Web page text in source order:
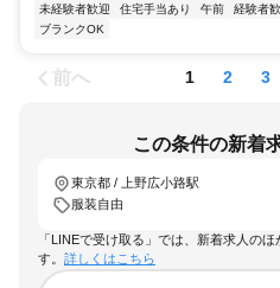
未経験者歓迎
住宅手当あり 午前 経験者
ブランクOK
前へ 1 2 3
この条件の新着
東京都 / 上野広小路駅
服装自由
「LINEで受け取る」では、新着求人の
す。 詳しくはこちら